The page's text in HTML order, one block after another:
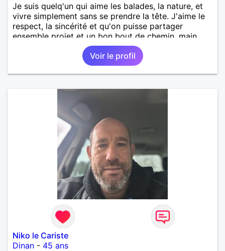
Je suis quelq'un qui aime les balades, la nature, et
vivre simplement sans se prendre la tête. J'aime le
respect, la sincérité et qu'on puisse partager
ensemble projet et un bon bout de chemin, main
Voir le profil
Niko le Cariste
Dinan - 45 ans